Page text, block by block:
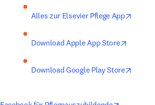
Alles zur Elsevier Pflege App
Download Apple App Store
Download Google Play Store